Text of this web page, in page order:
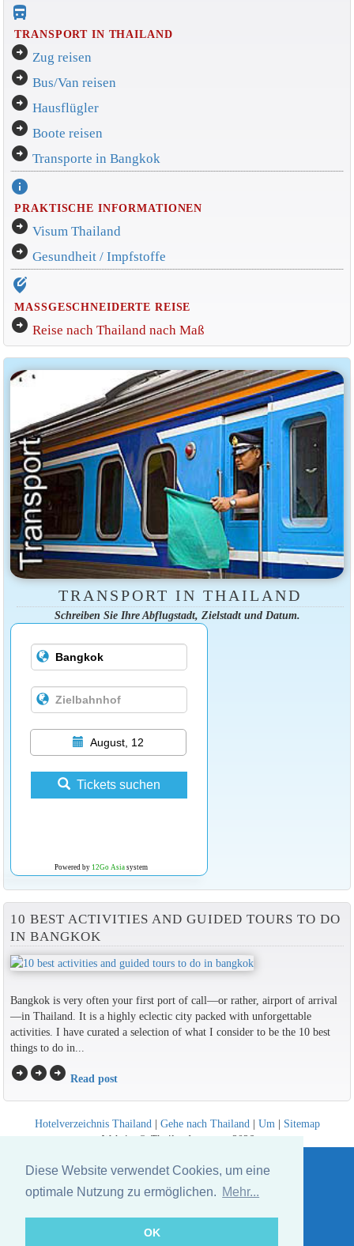
Diese Website verwendet Cookies, um eine
optimale Nutzung zu ermöglichen. Mehr...
OK
directions_bus_filled
TRANSPORT IN THAILAND
arrow_circle_right Zug reisen
arrow_circle_right Bus/Van reisen
arrow_circle_right Hausflügler
arrow_circle_right Boote reisen
arrow_circle_right Transporte in Bangkok
info
PRAKTISCHE INFORMATIONEN
arrow_circle_right Visum Thailand
arrow_circle_right Gesundheit / Impfstoffe
edit_location_alt
MASSGESCHNEIDERTE REISE
arrow_circle_right Reise nach Thailand nach Maß
TRANSPORT IN THAILAND
Schreiben Sie Ihre Abflugstadt, Zielstadt und Datum.
August, 12
Tickets suchen
Powered by 12Go Asiasystem
10 BEST ACTIVITIES AND GUIDED TOURS TO DO
IN BANGKOK
Bangkok is very often your first port of call—or rather, airport of arrival
—in Thailand. It is a highly eclectic city packed with unforgettable
activities. I have curated a selection of what I consider to be the 10 best
things to do in...
arrow_circle_rightarrow_circle_rightarrow_circle_right Read post
Hotelverzeichnis Thailand| Gehe nach Thailand| Um| Sitemap
Website © Thailandee.com - 2026